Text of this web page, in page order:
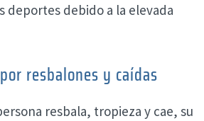
deportes debido a la elevada
resbalones y caídas
resbala, tropieza y cae, su